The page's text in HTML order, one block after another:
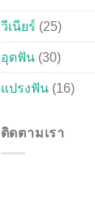
วีเนียร์ (25)
อุดฟัน(30)
แปรงฟัน(16)
ติดตามเรา